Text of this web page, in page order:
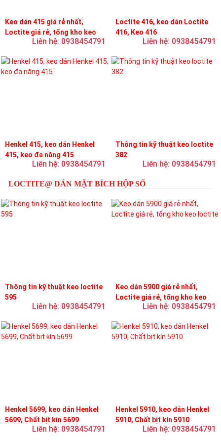
Keo dán 415 giá rẻ nhất,
Loctite giá rẻ, tổng kho keo
Liên hệ: 0938454791
Loctite 416, keo dán Loctite
416, Keo 416
Liên hệ: 0938454791
Henkel 415, keo dán Henkel
415, keo đa năng 415
Liên hệ: 0938454791
Thông tin kỹ thuật keo loctite
382
Liên hệ: 0938454791
LOCTITE@ DÁN MẶT BÍCH HỘP SỐ
Thông tin kỹ thuật keo loctite
595
Liên hệ: 0938454791
Keo dán 5900 giá rẻ nhất,
Loctite giá rẻ, tổng kho keo
Liên hệ: 0938454791
Henkel 5699, keo dán Henkel
5699, Chất bịt kín 5699
Liên hệ: 0938454791
Henkel 5910, keo dán Henkel
5910, Chất bịt kín 5910
Liên hệ: 0938454791